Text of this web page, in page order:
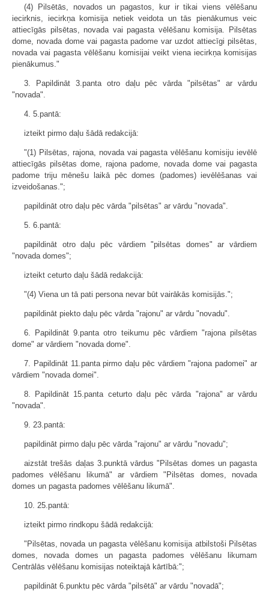
(4) Pilsētās, novados un pagastos, kur ir tikai viens vēlēšanu
iecirknis, iecirkņa komisija netiek veidota un tās pienākumus veic
attiecīgās pilsētas, novada vai pagasta vēlēšanu komisija. Pilsētas
dome, novada dome vai pagasta padome var uzdot attiecīgi pilsētas,
novada vai pagasta vēlēšanu komisijai veikt viena iecirkņa komisijas
pienākumus."
3. Papildināt 3.panta otro daļu pēc vārda "pilsētas" ar vārdu
"novada".
4. 5.pantā:
izteikt pirmo daļu šādā redakcijā:
"(1) Pilsētas, rajona, novada vai pagasta vēlēšanu komisiju ievēlē
attiecīgās pilsētas dome, rajona padome, novada dome vai pagasta
padome triju mēnešu laikā pēc domes (padomes) ievēlēšanas vai
izveidošanas.";
papildināt otro daļu pēc vārda "pilsētas" ar vārdu "novada".
5. 6.pantā:
papildināt otro daļu pēc vārdiem "pilsētas domes" ar vārdiem
"novada domes";
izteikt ceturto daļu šādā redakcijā:
"(4) Viena un tā pati persona nevar būt vairākās komisijās.";
papildināt piekto daļu pēc vārda "rajonu" ar vārdu "novadu".
6. Papildināt 9.panta otro teikumu pēc vārdiem "rajona pilsētas
dome" ar vārdiem "novada dome".
7. Papildināt 11.panta pirmo daļu pēc vārdiem "rajona padomei" ar
vārdiem "novada domei".
8. Papildināt 15.panta ceturto daļu pēc vārda "rajona" ar vārdu
"novada".
9. 23.pantā:
papildināt pirmo daļu pēc vārda "rajonu" ar vārdu "novadu";
aizstāt trešās daļas 3.punktā vārdus "Pilsētas domes un pagasta
padomes vēlēšanu likumā" ar vārdiem "Pilsētas domes, novada
domes un pagasta padomes vēlēšanu likumā".
10. 25.pantā:
izteikt pirmo rindkopu šādā redakcijā:
"Pilsētas, novada un pagasta vēlēšanu komisija atbilstoši Pilsētas
domes, novada domes un pagasta padomes vēlēšanu likumam
Centrālās vēlēšanu komisijas noteiktajā kārtībā:";
papildināt 6.punktu pēc vārda "pilsētā" ar vārdu "novadā";